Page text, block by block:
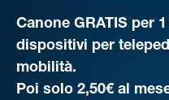
Canone GRATIS per
dispositivi per
mobilità.
Poi solo 2,50€ al